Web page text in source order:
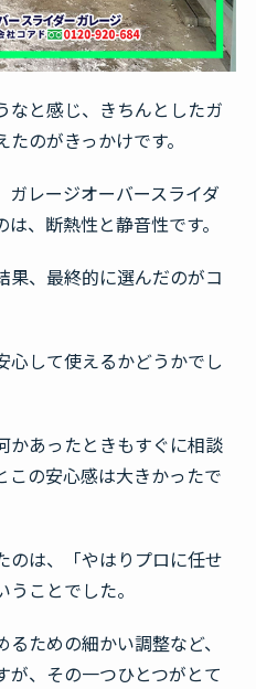
なと感じ、きちんとしたガ
のがきっかけです。
レージオーバースライダ
、断熱性と静音性です。
果、最終的に選んだのがコ
心して使えるかどうかでし
かあったときもすぐに相談
この安心感は大きかったで
のは、「やはりプロに任せ
ことでした。
ための細かい調整など、
、その一つひとつがとて